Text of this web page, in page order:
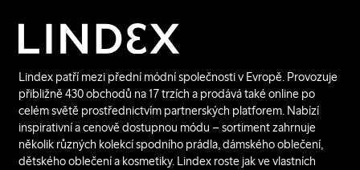
Lindex patří mezi přední módní společnosti v Evropě. Provozuje
přibližně 430 obchodů na 17 trzích a prodává také online po
celém světě prostřednictvím partnerských platforem. Nabízí
inspirativní a cenově dostupnou módu – sortiment zahrnuje
několik různých kolekcí spodního prádla, dámského oblečení,
dětského oblečení a kosmetiky. Lindex roste jak ve vlastních